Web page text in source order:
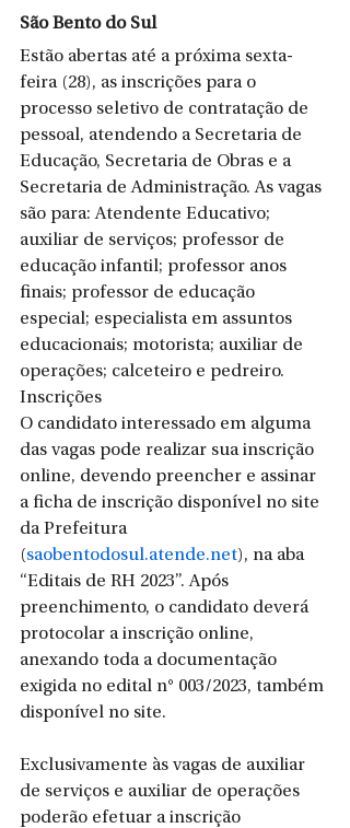
São Bento do Sul
Estão abertas até a próxima sexta-
feira (28), as inscrições para o
processo seletivo de contratação de
pessoal, atendendo a Secretaria de
Educação, Secretaria de Obras e a
Secretaria de Administração. As vagas
são para: Atendente Educativo;
auxiliar de serviços; professor de
educação infantil; professor anos
finais; professor de educação
especial; especialista em assuntos
educacionais; motorista; auxiliar de
operações; calceteiro e pedreiro.
Inscrições
O candidato interessado em alguma
das vagas pode realizar sua inscrição
online, devendo preencher e assinar
a ficha de inscrição disponível no site
da Prefeitura
(saobentodosul.atende.net), na aba
“Editais de RH 2023”. Após
preenchimento, o candidato deverá
protocolar a inscrição online,
anexando toda a documentação
exigida no edital n° 003/2023, também
disponível no site.
Exclusivamente às vagas de auxiliar
de serviços e auxiliar de operações
poderão efetuar a inscrição